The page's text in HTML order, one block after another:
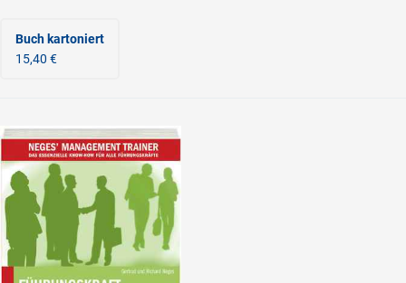
Buch kartoniert
15,40 €